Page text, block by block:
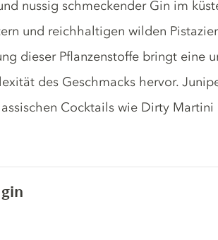
nussig schmeckender Gin im
und reichhaltigen wilden
dieser Pflanzenstoffe bringt eine
des Geschmacks hervor.
Cocktails wie Dirty